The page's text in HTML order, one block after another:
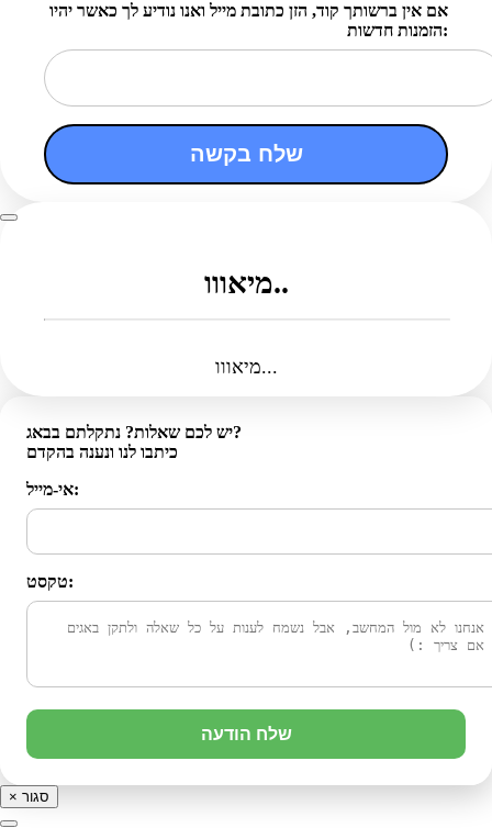
אם אין ברשותך קוד, הזן כתובת מייל ואנו נודיע לך כאשר יהיו
הזמנות חדשות:
שלח בקשה
מיאווו..
מיאווו...
יש לכם שאלות? נתקלתם בבאג?
כיתבו לנו ונענה בהקדם
אי-מייל:
טקסט:
שלח הודעה
× סגור